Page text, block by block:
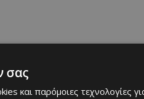
Θέατρο Στροβόλου
σας
και παρόμοιες τεχνολογίες